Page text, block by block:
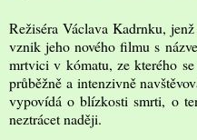
Režiséra Václava Kadrnku,
vznik jeho nového filmu s
mrtvici v kómatu, ze kterého
průběžně a intenzivně
vypovídá o blízkosti smrti, o
neztrácet naději.